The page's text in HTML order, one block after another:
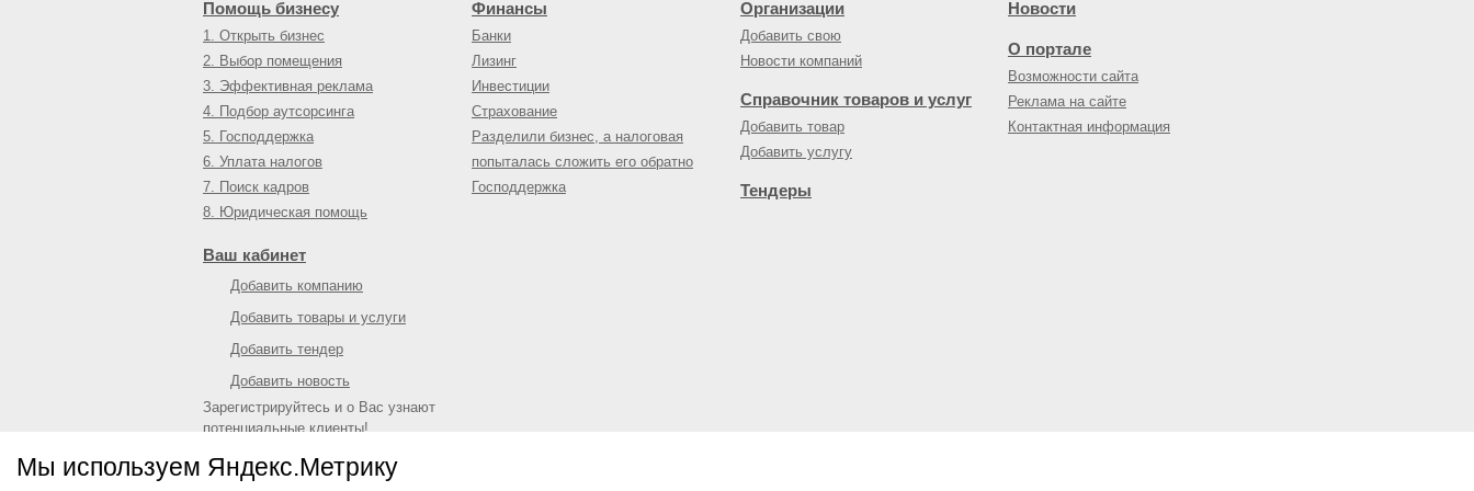
Мы используем Яндекс.Метрику
Помощь бизнесу
1. Открыть бизнес
2. Выбор помещения
3. Эффективная реклама
4. Подбор аутсорсинга
5. Господдержка
6. Уплата налогов
7. Поиск кадров
8. Юридическая помощь
Финансы
Банки
Лизинг
Инвестиции
Страхование
Разделили бизнес, а налоговая
попыталась сложить его обратно
Господдержка
Организации
Добавить свою
Новости компаний
Справочник товаров и услуг
Добавить товар
Добавить услугу
Тендеры
Новости
О портале
Возможности сайта
Реклама на сайте
Контактная информация
Ваш кабинет
Добавить компанию
Добавить товары и услуги
Добавить тендер
Добавить новость
Зарегистрируйтесь и о Вас узнают
потенциальные клиенты!